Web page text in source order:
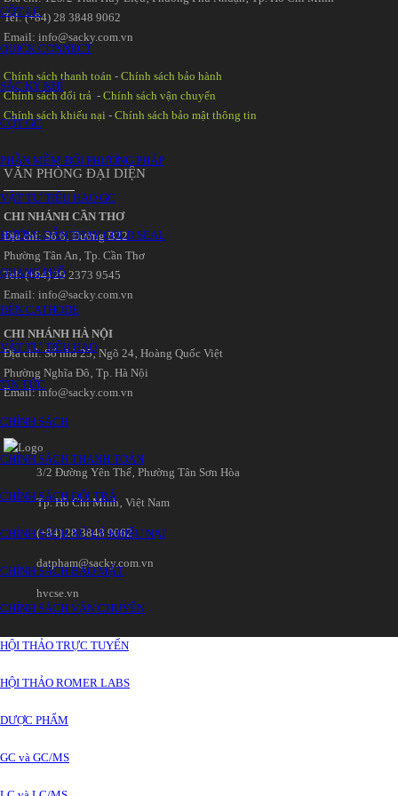
CỘT LC
QUICK CONNECT
SẮC KÝ KHÍ
CỘT GC
PHẦN MỀM ĐỔI PHƯƠNG PHÁP
VẬT TƯ TIÊU HAO GC
HƯỚNG DẪN THAY GOLD SEAL
QUANG PHỔ
ĐÈN CATHODE
VẬT TƯ TIÊU HAO
TIN TỨC
CHÍNH SÁCH
CHÍNH SÁCH THANH TOÁN
CHÍNH SÁCH ĐỔI TRẢ
CHÍNH SÁCH XỬ LÝ KHIẾU NẠI
CHÍNH SÁCH BẢO MẬT
CHÍNH SÁCH VẬN CHUYỂN
HỘI THẢO TRỰC TUYẾN
HỘI THẢO ROMER LABS
DƯỢC PHẨM
GC và GC/MS
Tel: (+84) 28 3848 9062
Email: info@sacky.com.vn
Chính sách thanh toán -Chính sách bảo hành
Chính sách đổi trả -Chính sách vận chuyển
Chính sách khiếu nại -Chính sách bảo mật thông tin
VĂN PHÒNG ĐẠI DIỆN
CHI NHÁNH CẦN THƠ
Địa chỉ: Số 6‚ Đường B22
Phường Tân An‚ Tp. Cần Thơ
Tel: (+84) 29 2373 9545
Email: info@sacky.com.vn
CHI NHÁNH HÀ NỘI
Địa chỉ: Số nhà 25‚ Ngõ 24‚ Hoàng Quốc Việt
Phường Nghĩa Đô‚ Tp. Hà Nội
Email: info@sacky.com.vn
3/2 Đường Yên Thế‚ Phường Tân Sơn Hòa
Tp. Hồ Chí Minh‚ Việt Nam
(+84) 28 3848 9062
datpham@sacky.com.vn
hvcse.vn